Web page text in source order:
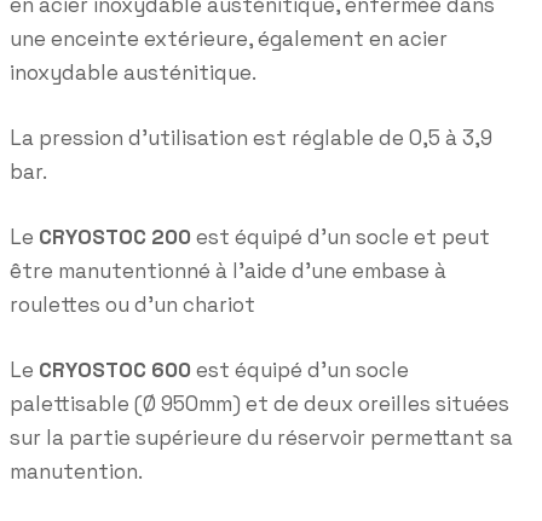
une enceinte extérieure, également en acier
inoxydable austénitique.
La pression d’utilisation est réglable de 0,5 à 3,9
bar.
Le CRYOSTOC 200 est équipé d’un socle et peut
être manutentionné à l’aide d’une embase à
roulettes ou d’un chariot
Le CRYOSTOC 600 est équipé d’un socle
palettisable (Ø 950mm) et de deux oreilles situées
sur la partie supérieure du réservoir permettant sa
manutention.